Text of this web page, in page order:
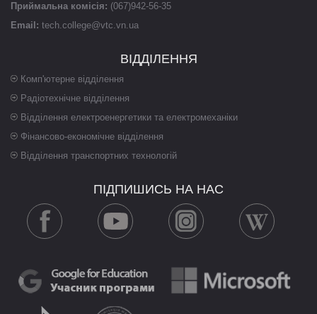
Приймальна комісія: (067)942-56-35
Email: tech.college@vtc.vn.ua
ВІДДІЛЕННЯ
Комп'ютерне відділення
Радіотехнічне відділення
Відділення електроенергетики та електромеханіки
Фінансово-економічне відділення
Відділення транспортних технологій
ПІДПИШИСЬ НА НАС